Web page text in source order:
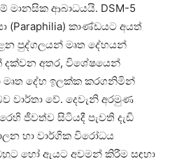
මානසික ආබාධයයි. DSM-5
(Paraphilia) කාණ්ඩයට අයත්
පුද්ගලයන් මෘත දේහයන්
අතර, විශේෂයෙන්
දේහ ඉලක්ක කරගනිමින්
වාර්තා වේ. දෙවැනි අරමුණ
ජීවත්ව සිටියදී පැවති දැඩි
හා වාර්ගික විරෝධය
හෝ ඇයට අවමන් කිරීම සඳහා